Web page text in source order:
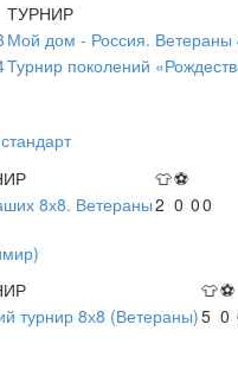
ТУРНИР
Мой дом - Россия. Ветераны
Турнир поколений
👕⚽
8х8. Ветераны2 0 00
👕⚽
турнир 8х8 (Ветераны)5 0